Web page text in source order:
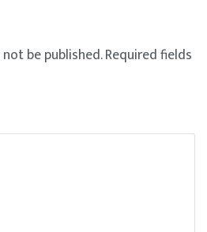
be published.Required fields